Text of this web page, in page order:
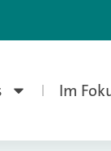
Im